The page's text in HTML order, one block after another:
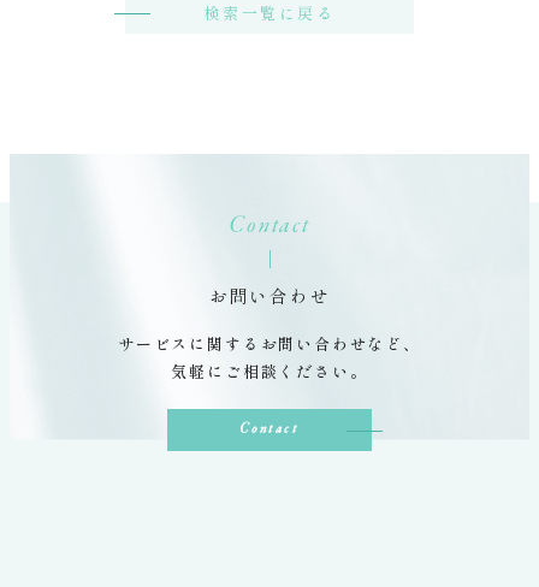
検索一覧に戻る
Contact
お問い合わせ
サービスに関するお問い合わせなど、
気軽にご相談ください。
Contact